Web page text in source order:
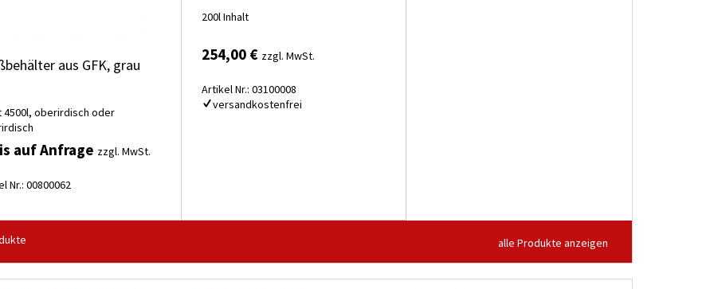
aus GFK, grau
4500l, oberirdisch oder
auf Anfrage zzgl. MwSt.
Nr.: 00800062
200l Inhalt
254,00 € zzgl. MwSt.
Artikel Nr.: 03100008
versandkostenfrei
alle Produkte anzeigen